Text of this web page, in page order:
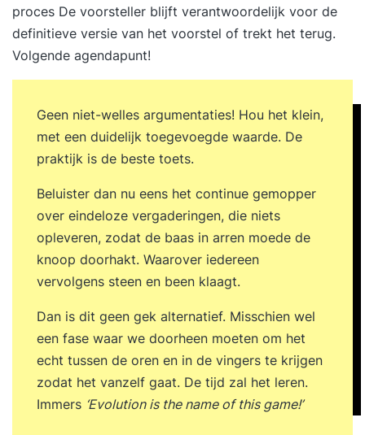
verantwoordelijkheid in de organisatie te maken
heeft met de totstandkoming van stuurinformatie,
in projectvorm of in een bestaande organisatie
(beheer). U kunt hierbij denken aan analisten die
Business Intelligence- en Data Warehouse-
oplossingen ontwerpen, architecten die met
Business Intelligence- en Data
proces De voorsteller blijft verantwoordelijk voor de
definitieve versie van het voorstel of trekt het terug.
Volgende agendapunt!
Geen niet-welles argumentaties! Hou het klein,
met een duidelijk toegevoegde waarde. De
praktijk is de beste toets.
Beluister dan nu eens het continue gemopper
over eindeloze vergaderingen, die niets
opleveren, zodat de baas in arren moede de
knoop doorhakt. Waarover iedereen
vervolgens steen en been klaagt.
Dan is dit geen gek alternatief. Misschien wel
een fase waar we doorheen moeten om het
echt tussen de oren en in de vingers te krijgen
zodat het vanzelf gaat. De tijd zal het leren.
Immers ‘Evolution is the name of this game!’